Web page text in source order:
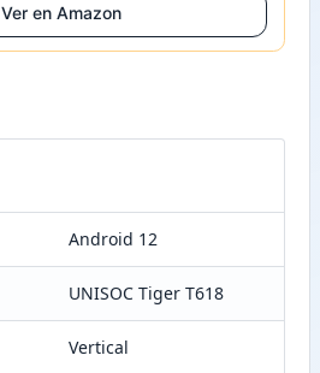
Ver en Amazon
Android 12
UNISOC Tiger T618
Vertical